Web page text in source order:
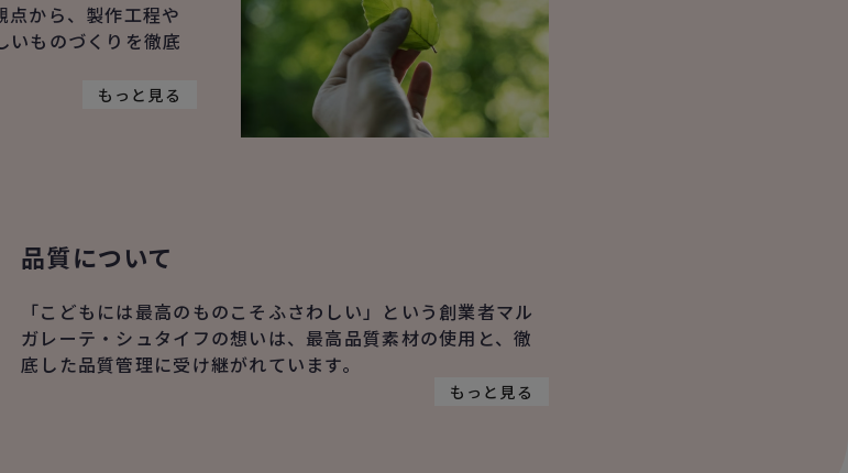
点から、製作工程や
いものづくりを徹底
もっと見る
品質について
「こどもには最高のものこそふさわしい」という創業者マル
ガレーテ・シュタイフの想いは、最高品質素材の使用と、徹
底した品質管理に受け継がれています。
もっと見る